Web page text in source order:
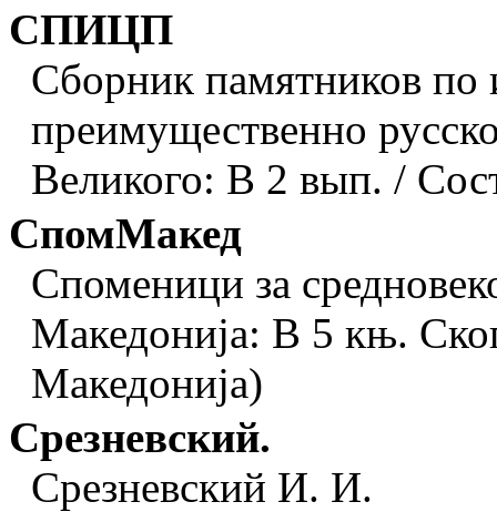
СПИЦП
Сборник памятников по
преимущественно
Великого: В 2 вып. /
СпомМакед
Споменици за
Македониjа: В 5 књ.
Македониjа)
Срезневский.
Срезневский И. И.